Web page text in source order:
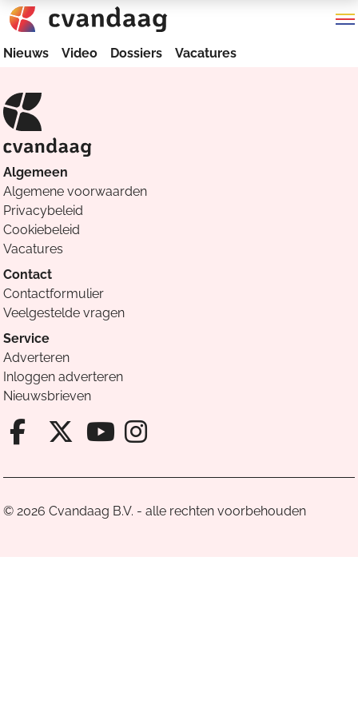
Nieuws Video Dossiers Vacatures
Algemeen
Algemene voorwaarden
Privacybeleid
Cookiebeleid
Vacatures
Contact
Contactformulier
Veelgestelde vragen
Service
Adverteren
Inloggen adverteren
Nieuwsbrieven
Facebook van Cvandaag
X van Cvandaag
Instagram van
© 2026 Cvandaag B.V. - alle rechten voorbehouden